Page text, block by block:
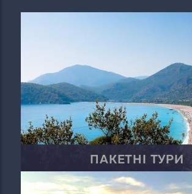
ПАКЕТНІ ТУРИ